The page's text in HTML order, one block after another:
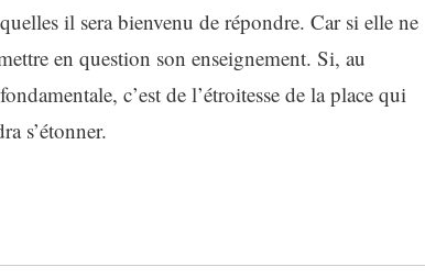
il sera bienvenu de répondre. Car si elle ne
en question son enseignement. Si, au
c’est de l’étroitesse de la place qui
s’étonner.